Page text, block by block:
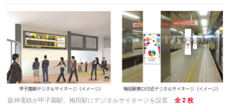
阪神電鉄が甲子園駅、梅田駅にデジタルサイネージを設置 全 2 枚